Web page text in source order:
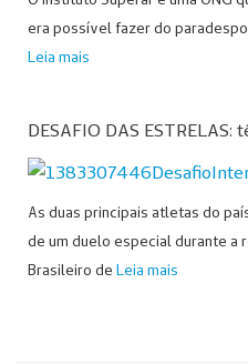
era possível fazer do
Leia mais
DESAFIO DAS ESTRELAS:
As duas principais atletas do
de um duelo especial durante a
Brasileiro de Leia mais